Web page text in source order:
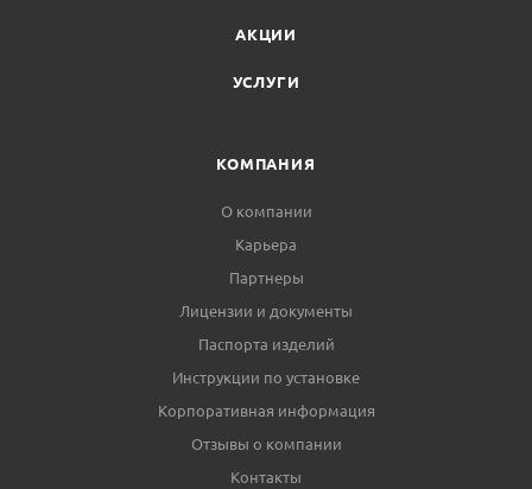
АКЦИИ
УСЛУГИ
КОМПАНИЯ
О компании
Карьера
Партнеры
Лицензии и документы
Паспорта изделий
Инструкции по установке
Корпоративная информация
Отзывы о компании
Контакты